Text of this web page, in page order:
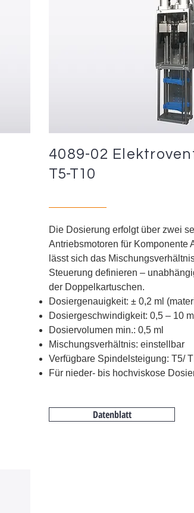
4089-02
T5-T10
Die Dosierung erfolgt über zwei
Antriebsmotoren für Komponente
lässt sich das
Steuerung definieren –
der Doppelkartuschen.
Dosiergenauigkeit: ± 0,2 ml
Dosiergeschwindigkeit: 0,5 – 10
Dosiervolumen min.: 0,5 ml
Mischungsverhältnis: einstellbar
Verfügbare Spindelsteigung: T5/
Für nieder- bis hochviskose
Datenblatt